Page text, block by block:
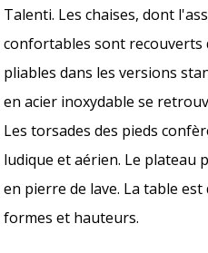
Talenti. Les chaises, dont
confortables sont recouverts
pliables dans les versions
en acier inoxydable se
Les torsades des pieds
ludique et aérien. Le plateau
en pierre de lave. La table
formes et hauteurs.